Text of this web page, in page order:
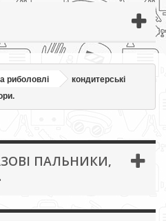
риболовлі
кондитерські
ПАЛЬНИКИ,